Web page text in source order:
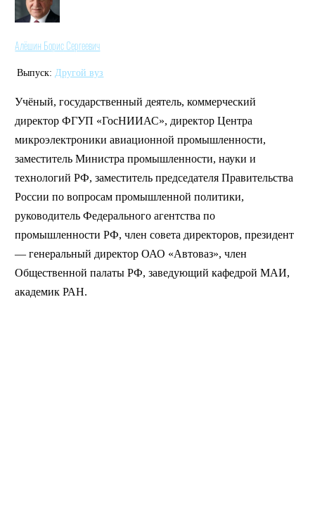
Алёшин Борис Сергеевич
Выпуск: Другой вуз
Учёный, государственный деятель, коммерческий
директор ФГУП «ГосНИИАС», директор Центра
микроэлектроники авиационной промышленности,
заместитель Министра промышленности, науки и
технологий РФ, заместитель председателя Правительства
России по вопросам промышленной политики,
руководитель Федерального агентства по
промышленности РФ, член совета директоров, президент
— генеральный директор ОАО «Автоваз», член
Общественной палаты РФ, заведующий кафедрой МАИ,
академик РАН.